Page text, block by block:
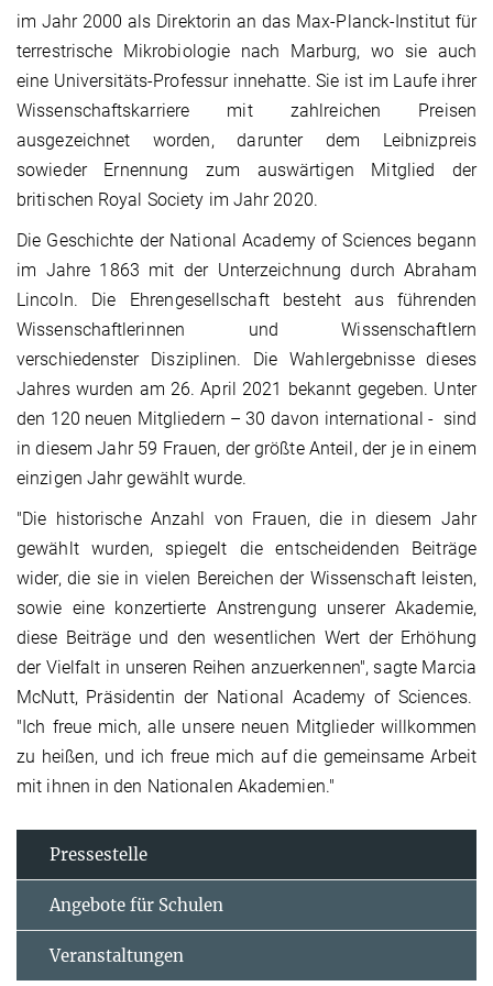
im Jahr 2000 als Direktorin an das Max-Planck-Institut für
terrestrische Mikrobiologie nach Marburg, wo sie auch
eine Universitäts-Professur innehatte. Sie ist im Laufe ihrer
Wissenschaftskarriere mit zahlreichen Preisen
ausgezeichnet worden, darunter dem Leibnizpreis
sowieder Ernennung zum auswärtigen Mitglied der
britischen Royal Society im Jahr 2020.
Die Geschichte der National Academy of Sciences begann
im Jahre 1863 mit der Unterzeichnung durch Abraham
Lincoln. Die Ehrengesellschaft besteht aus führenden
Wissenschaftlerinnen und Wissenschaftlern
verschiedenster Disziplinen. Die Wahlergebnisse dieses
Jahres wurden am 26. April 2021 bekannt gegeben. Unter
den 120 neuen Mitgliedern – 30 davon international - sind
in diesem Jahr 59 Frauen, der größte Anteil, der je in einem
einzigen Jahr gewählt wurde.
"Die historische Anzahl von Frauen, die in diesem Jahr
gewählt wurden, spiegelt die entscheidenden Beiträge
wider, die sie in vielen Bereichen der Wissenschaft leisten,
sowie eine konzertierte Anstrengung unserer Akademie,
diese Beiträge und den wesentlichen Wert der Erhöhung
der Vielfalt in unseren Reihen anzuerkennen", sagte Marcia
McNutt, Präsidentin der National Academy of Sciences.
"Ich freue mich, alle unsere neuen Mitglieder willkommen
zu heißen, und ich freue mich auf die gemeinsame Arbeit
mit ihnen in den Nationalen Akademien."
Pressestelle
Angebote für Schulen
Veranstaltungen